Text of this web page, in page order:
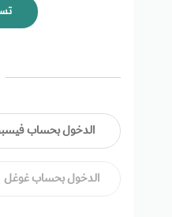
الدخول بحساب
الدخول بحساب غوغل